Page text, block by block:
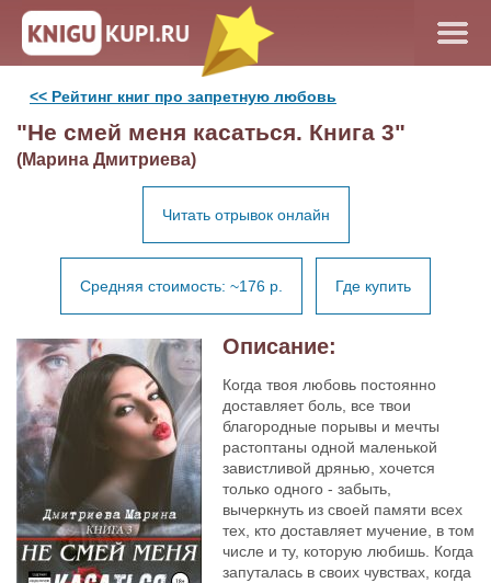
<< Рейтинг книг про запретную любовь
"Не смей меня касаться. Книга 3"
(Марина Дмитриева)
Читать отрывок онлайн
Средняя стоимость: ~176 р. Где купить
Описание:
Когда твоя любовь постоянно
доставляет боль, все твои
благородные порывы и мечты
растоптаны одной маленькой
завистливой дрянью, хочется
только одного - забыть,
вычеркнуть из своей памяти всех
тех, кто доставляет мучение, в том
числе и ту, которую любишь. Когда
запуталась в своих чувствах, когда